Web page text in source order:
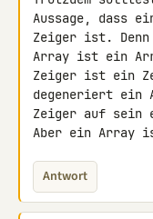
Aussage, dass
Zeiger ist.
Array ist ein
Zeiger ist ein
degeneriert ein
Zeiger auf sein
Aber ein Array
Antwort